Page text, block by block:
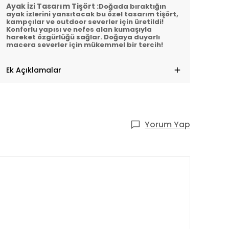
Ayak İzi Tasarım Tişört :Doğada bıraktığın
ayak izlerini yansıtacak bu özel tasarım tişört,
kampçılar ve outdoor severler için üretildi!
Konforlu yapısı ve nefes alan kumaşıyla
hareket özgürlüğü sağlar. Doğaya duyarlı
macera severler için mükemmel bir tercih!
Ek Açıklamalar
Yorum Yap